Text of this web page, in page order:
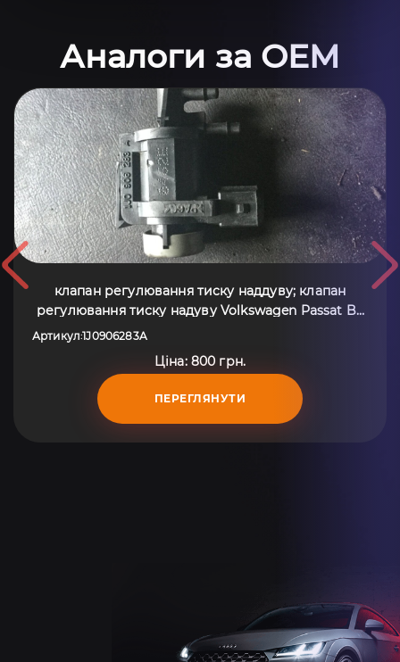
Аналоги за OEM
клапан регулювання тиску наддуву; клапан
регулювання тиску надуву Volkswagen Passat B5
(1996-2005) 1J0906283A
Артикул:1J0906283A
Ціна: 800 грн.
ПЕРЕГЛЯНУТИ